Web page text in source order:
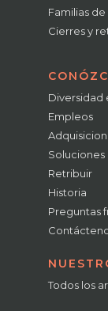
Familias
Cierres y
Diversidad
Empleos
Retribuir
Historia
Preguntas
Todos los